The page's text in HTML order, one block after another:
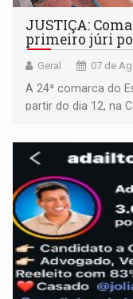
JUSTIÇA:
primeiro júri
Geral 07 de
A 24ª comarca do
partir do dia 12, na